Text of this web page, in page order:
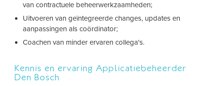
van contractuele beheerwerkzaamheden;
Uitvoeren van geïntegreerde changes, updates en
aanpassingen als coördinator;
Coachen van minder ervaren collega's.
Kennis en ervaring Applicatiebeheerder
Den Bosch